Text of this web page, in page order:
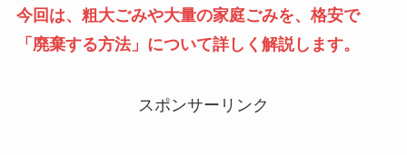
今回は、粗大ごみや大量の家庭ごみを、格安で
「廃棄する方法」について詳しく解説します。
スポンサーリンク